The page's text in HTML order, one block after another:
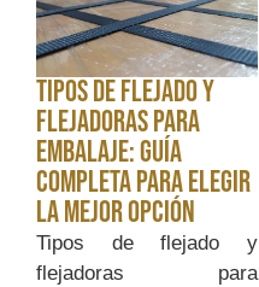
Tipos de flejado y
flejadoras para
embalaje: guía
completa para elegir
la mejor opción
Tipos de flejado y
flejadoras para